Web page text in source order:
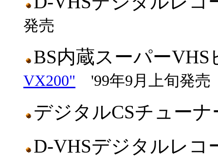
発売
BS内蔵スーパー
VX200" '99年9月上旬発売
デジタルCSチュー
D-VHSデジタルレ